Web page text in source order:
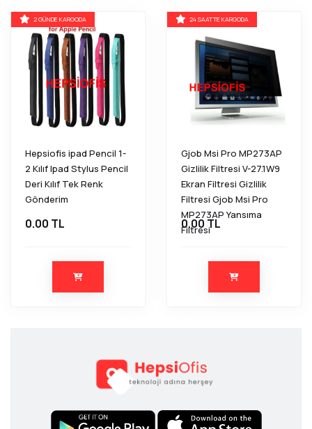
2 GÜNDE KARGODA
Hepsiofis ipad Pencil 1-
2 Kılıf Ipad Stylus Pencil
Deri Kılıf Tek Renk
Gönderim
0.00 TL
24 SAATTE KARGODA
Gjob Msi Pro MP273AP
Gizlilik Filtresi V-27.1W9
Ekran Filtresi Gizlilik
Filtresi Gjob Msi Pro
MP273AP Yansıma
Filtresi
0.00 TL